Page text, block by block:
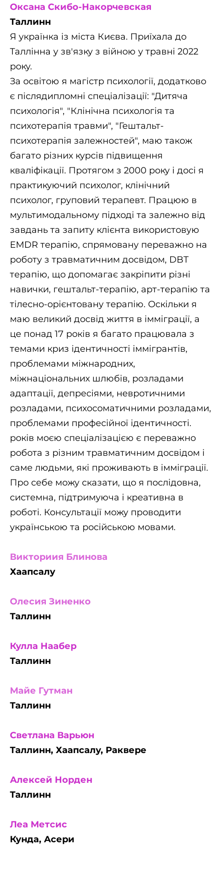
Оксана Скибо-Накорчевская
Таллинн
Я українка із міста Києва. Приїхала до
Таллінна у зв'язку з війною у травні 2022
року.
За освітою я магістр психології, додатково
є післядипломні спеціалізації: "Дитяча
психологія", "Клінічна психологія та
психотерапія травми", "Гештальт-
психотерапія залежностей", маю також
багато різних курсів підвищення
кваліфікації. Протягом з 2000 року і досі я
практикуючий психолог, клінічний
психолог, груповий терапевт. Працюю в
мультимодальному підході та залежно від
завдань та запиту клієнта використовую
EMDR терапію, спрямовану переважно на
роботу з травматичним досвідом, DBT
терапію, що допомагає закріпити різні
навички, гештальт-терапію, арт-терапію та
тілесно-орієнтовану терапію. Оскільки я
маю великий досвід життя в імміграції, а
це понад 17 років я багато працювала з
темами криз ідентичності іммігрантів,
проблемами міжнародних,
міжнаціональних шлюбів, розладами
адаптації, депресіями, невротичними
розладами, психосоматичними розладами,
проблемами професійної ідентичності.
років моєю спеціалізацією є переважно
робота з різним травматичним досвідом і
саме людьми, які проживають в імміграції.
Про себе можу сказати, що я послідовна,
системна, підтримуюча і креативна в
роботі. Консультації можу проводити
українською та російською мовами.
Викториия Блинова
Хаапсалу
Олесия Зиненко
Таллинн
Кулла Наабер
Таллинн
Майе Гутман
Таллинн
Светлана Варьюн
Таллинн, Хаапсалу, Раквере
Алексей Норден
Таллинн
Леа Метсис
Кунда, Асери